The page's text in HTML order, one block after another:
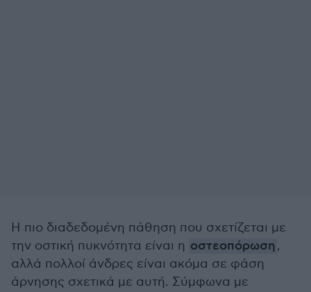
Η πιο διαδεδομένη πάθηση που σχετίζεται με
την οστική πυκνότητα είναι η οστεοπόρωση,
αλλά πολλοί άνδρες είναι ακόμα σε φάση
άρνησης σχετικά με αυτή. Σύμφωνα με